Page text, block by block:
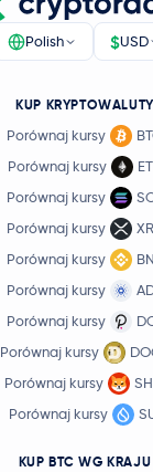
Polish $USD
KUP KRYPTOWALUTY
Porównaj kursy
Porównaj kursy
Porównaj kursy
Porównaj kursy
Porównaj kursy
Porównaj kursy
Porównaj kursy
Porównaj kursy
Porównaj kursy
Porównaj kursy
KUP BTC WG KRAJU